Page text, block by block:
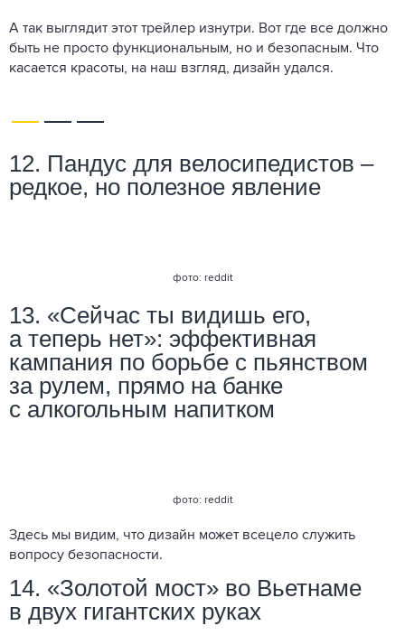
А так выглядит этот трейлер изнутри. Вот где все должно
быть не просто функциональным, но и безопасным. Что
касается красоты, на наш взгляд, дизайн удался.
12. Пандус для велосипедистов –
редкое, но полезное явление
фото: reddit
13. «Сейчас ты видишь его,
а теперь нет»: эффективная
кампания по борьбе с пьянством
за рулем, прямо на банке
с алкогольным напитком
фото: reddit
Здесь мы видим, что дизайн может всецело служить
вопросу безопасности.
14. «Золотой мост» во Вьетнаме
в двух гигантских руках